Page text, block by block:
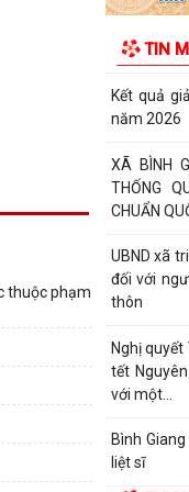
thuộc phạm
TIN
Về việc
chức...
Kết quả
năm 2026
XÃ BÌNH
THỐNG
CHUẨN
UBND xã
đối với
thôn
Nghị
tết
với một...
Bình
liệt sĩ